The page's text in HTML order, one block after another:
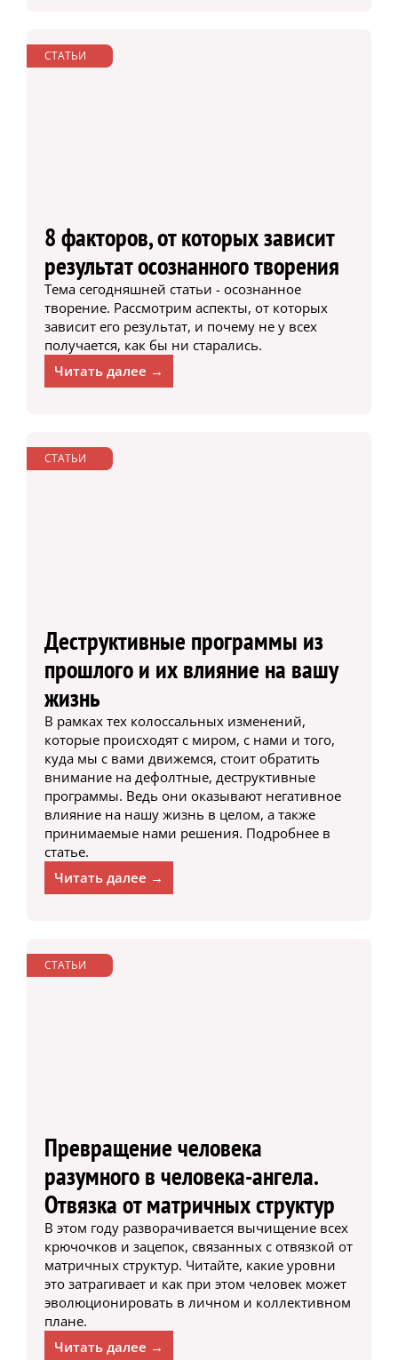
СТАТЬИ
8 факторов, от которых зависит
результат осознанного творения
Тема сегодняшней статьи - осознанное
творение. Рассмотрим аспекты, от которых
зависит его результат, и почему не у всех
получается, как бы ни старались.
Читать далее →
СТАТЬИ
Деструктивные программы из
прошлого и их влияние на вашу
жизнь
В рамках тех колоссальных изменений,
которые происходят с миром, с нами и того,
куда мы с вами движемся, стоит обратить
внимание на дефолтные, деструктивные
программы. Ведь они оказывают негативное
влияние на нашу жизнь в целом, а также
принимаемые нами решения. Подробнее в
статье.
Читать далее →
СТАТЬИ
Превращение человека
разумного в человека-ангела.
Отвязка от матричных структур
В этом году разворачивается вычищение всех
крючочков и зацепок, связанных с отвязкой от
матричных структур. Читайте, какие уровни
это затрагивает и как при этом человек может
эволюционировать в личном и коллективном
плане.
Читать далее →